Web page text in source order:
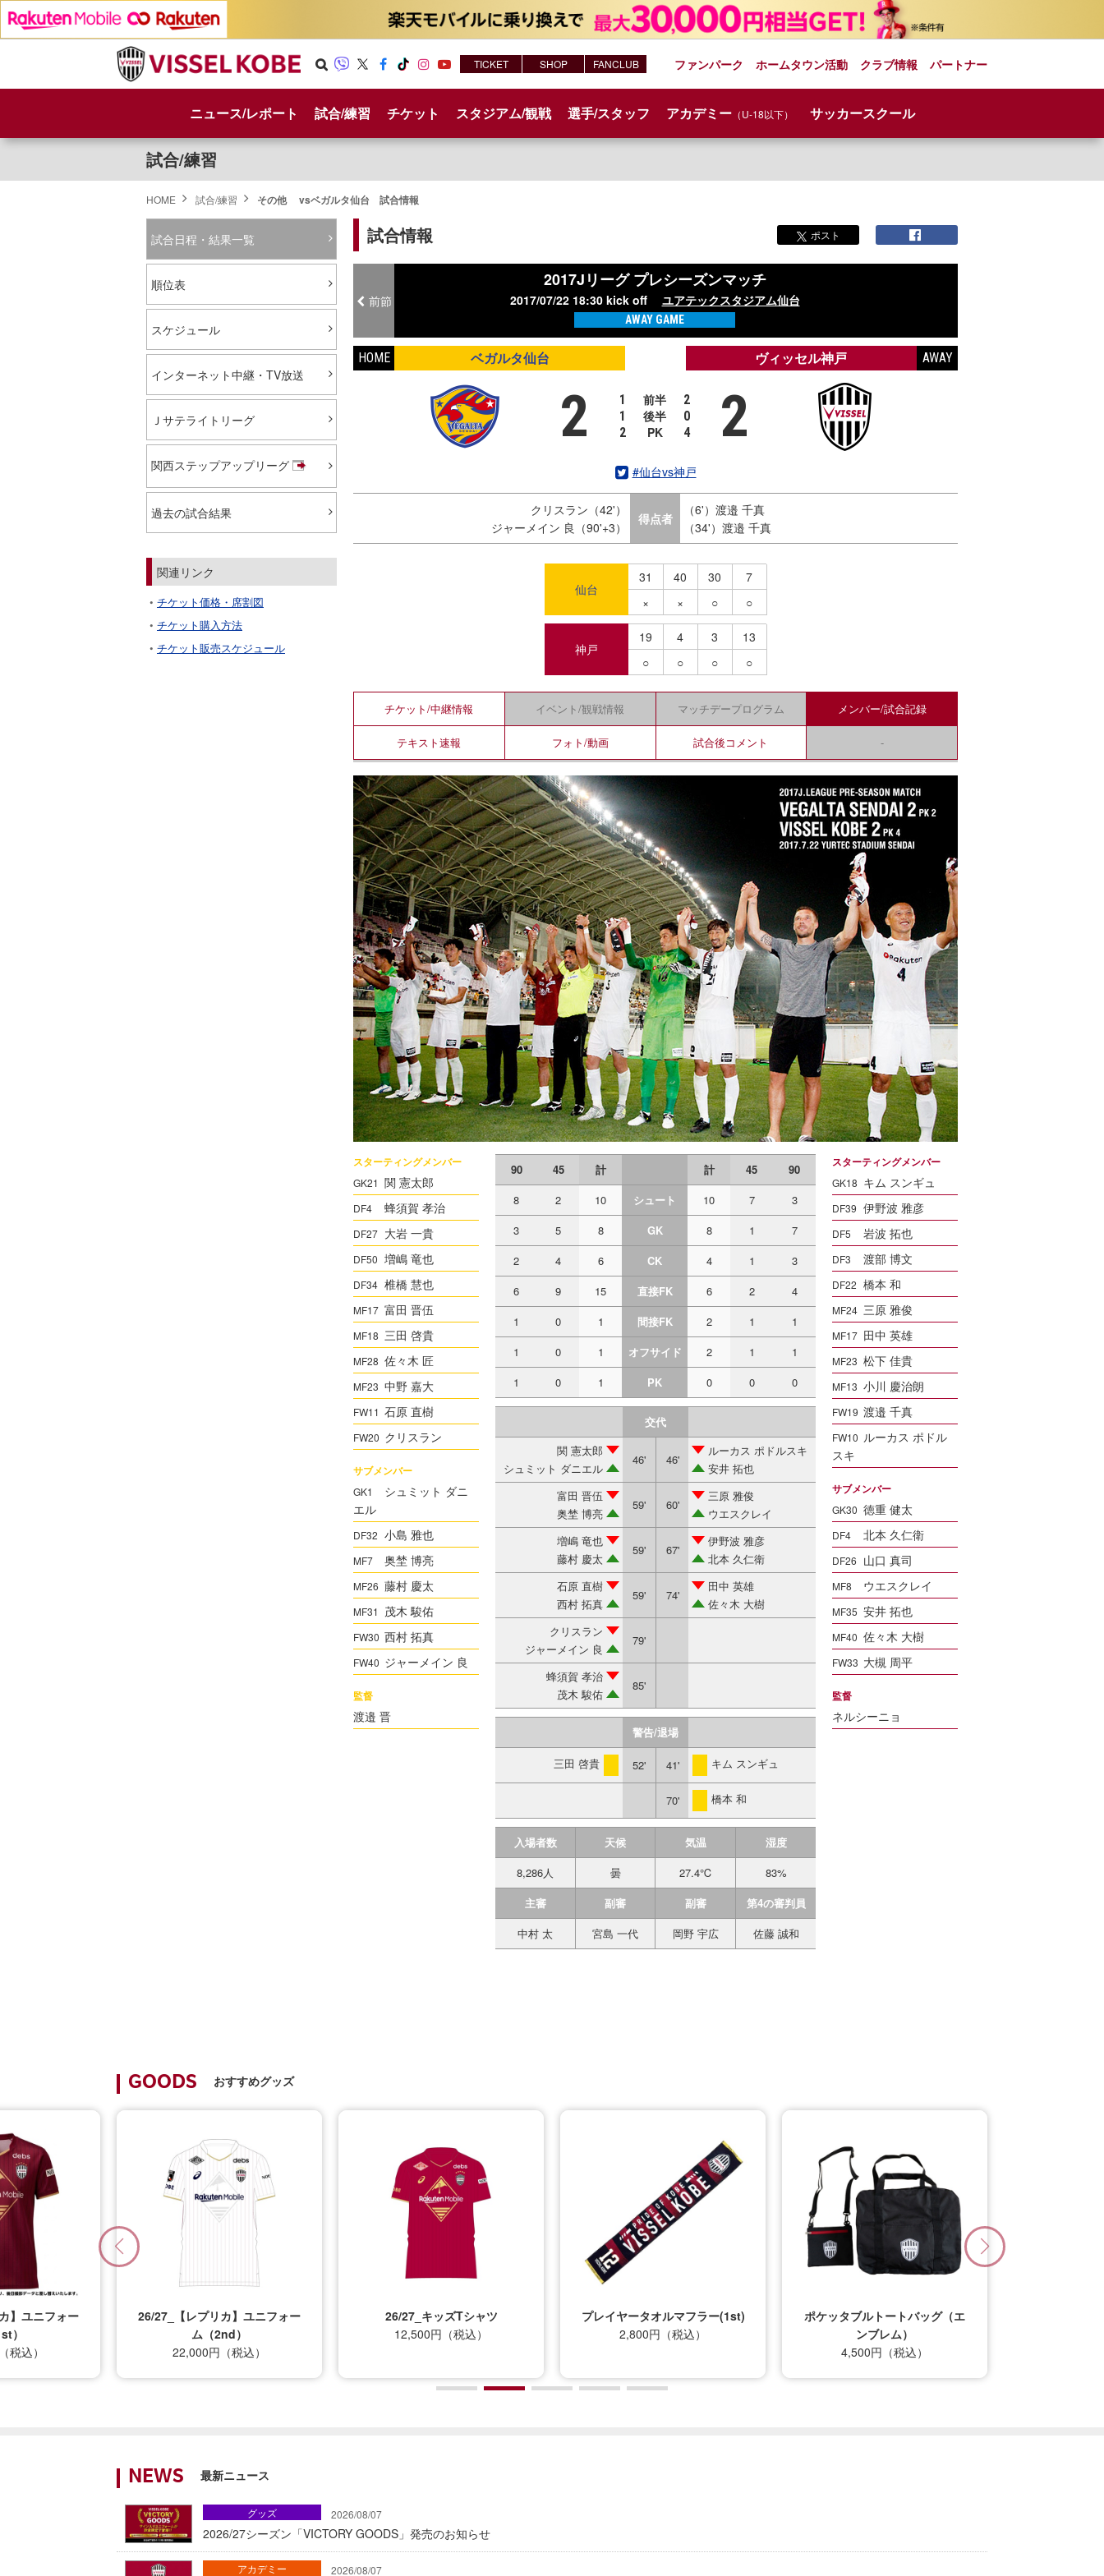
h
am e
ニュース/レポート 試合/練習 チケット スタジアム/観戦 選手/スタッフ アカデミー（U-18以下） サッカースクール
ファンパーク ホームタウン活動 クラブ情報 パートナー
TICKET SHOP FANCLUB
試合/練習
HOME 試合/練習 その他 vsベガルタ仙台 試合情報
試合情報 ポスト
前節
2017Jリーグ プレシーズンマッチ
2017/07/22 18:30 kick off ユアテックスタジアム仙台
AWAY GAME
HOME ベガルタ仙台 AWAY
ヴィッセル神戸
2 1 前半
2
1
後半
0
2
PK 4 2
#仙台vs神戸
クリスラン（42'）
ジャーメイン 良（90'+3）
得点者
（6'）渡邉 千真
（34'）渡邉 千真
仙台
31
×
40
×
30
○
7
○
神戸
19
○
4
○
3
○
13
○
チケット/中継情報 イベント/観戦情報 マッチデープログラム メンバー/試合記録
テキスト速報 フォト/動画 試合後コメント -
スターティングメンバー
GK21 関 憲太郎
DF4 蜂須賀 孝治
DF27 大岩 一貴
DF50 増嶋 竜也
DF34 椎橋 慧也
MF17 富田 晋伍
MF18 三田 啓貴
MF28 佐々木 匠
MF23 中野 嘉大
FW11 石原 直樹
FW20 クリスラン
サブメンバー
GK1
シュミット ダニ
エル
DF32 小島 雅也
MF7 奥埜 博亮
MF26 藤村 慶太
MF31 茂木 駿佑
FW30 西村 拓真
FW40 ジャーメイン 良
監督
渡邉 晋
スターティングメンバー
GK18 キム スンギュ
DF39 伊野波 雅彦
DF5 岩波 拓也
DF3 渡部 博文
DF22 橋本 和
MF24 三原 雅俊
MF17 田中 英雄
MF23 松下 佳貴
MF13 小川 慶治朗
FW19 渡邉 千真
FW10 ルーカス ポドル
スキ
サブメンバー
GK30 徳重 健太
DF4 北本 久仁衛
DF26 山口 真司
MF8 ウエスクレイ
MF35 安井 拓也
MF40 佐々木 大樹
FW33 大槻 周平
監督
ネルシーニョ
90 45 計 計 45
90
8
2 10 シュート 10 7
3
3
5 8 GK 8 1
7
2
4 6 CK 4 1
3
6
9 15 直接FK 6 2
4
1
0 1 間接FK 2 1
1
1
0 1 オフサイド 2 1
1
1
0 1 PK 0 0 0
交代
関 憲太郎
シュミット ダニエル
46' 46'
ルーカス ポドルスキ
安井 拓也
富田 晋伍
奥埜 博亮
59' 60'
三原 雅俊
ウエスクレイ
増嶋 竜也
藤村 慶太
59' 67'
伊野波 雅彦
北本 久仁衛
石原 直樹
西村 拓真
59' 74'
田中 英雄
佐々木 大樹
クリスラン
ジャーメイン 良
79'
蜂須賀 孝治
茂木 駿佑
85'
警告/退場
三田 啓貴 警告52' 41' 警告
キム スンギュ
70' 警告
橋本 和
入場者数 天候 気温
湿度
8,286人
曇 27.4℃
83%
主審
副審 副審
第4の審判員
中村 太
宮島 一代 岡野 宇広 佐藤 誠和
試合日程・結果一覧
順位表
スケジュール
インターネット中継・TV放送
Ｊサテライトリーグ
関西ステップアップリーグ
過去の試合結果
関連リンク
チケット価格・席割図
チケット購入方法
チケット販売スケジュール
GOODS おすすめグッズ
】ユニフォー
）
税込）
26/27_キッズTシャツ
12,500円（税込）
プレイヤータオルマフラー(1st)
2,800円（税込）
ポケッタブルトートバッグ（エ
ンブレム）
26/27_【レプリカ】ユニフォー
ム（1st）
22,000円（税込）
NEWS 最新ニュース
2026/08/07
2026/27シーズン「VICTORY GOODS」発売のお知らせ
グッズ
2026/08/07
アカデミー